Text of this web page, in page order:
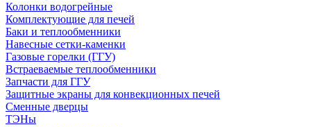
Колонки водогрейные
Комплектующие для печей
Баки и теплообменники
Навесные сетки-каменки
Газовые горелки (ГГУ)
Встраеваемые теплообменники
Запчасти для ГГУ
Защитные экраны для конвекционных печей
Сменные дверцы
ТЭНы